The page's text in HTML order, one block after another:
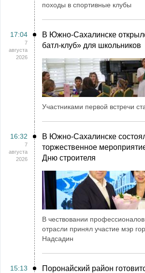
походы в спортивные клубы
17:04
7
августа
2026
В Южно-Сахалинске
батл-клуб» для школьников
Участниками первой встречи
16:32
7
августа
2026
В Южно-Сахалинске
торжественное
Дню строителя
В чествовании
отрасли принял участие мэр
Надсадин
15:13
Поронайский район